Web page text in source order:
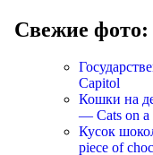
Свежие фото:
Capitol
Кошки на
— Cats on a
Кусок
piece of